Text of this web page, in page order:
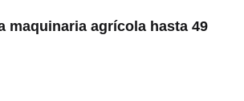
maquinaria agrícola hasta 49